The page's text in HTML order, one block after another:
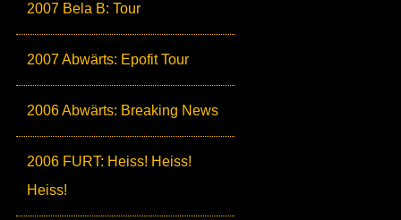
2007 Bela B: Tour
2007 Abwärts: Epofit Tour
2006 Abwärts: Breaking News
2006 FURT: Heiss! Heiss!
Heiss!